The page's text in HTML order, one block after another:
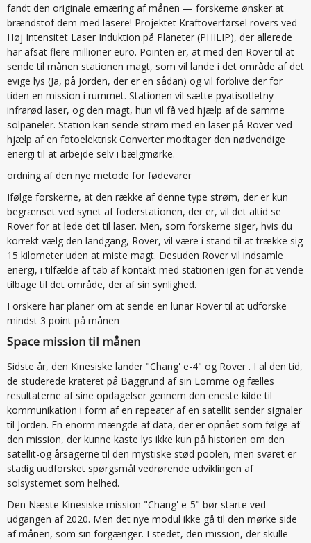
fandt den originale ernæring af månen — forskerne ønsker at
brændstof dem med lasere! Projektet Kraftoverførsel rovers ved
Høj Intensitet Laser Induktion på Planeter (PHILIP), der allerede
har afsat flere millioner euro. Pointen er, at med den Rover til at
sende til månen stationen magt, som vil lande i det område af det
evige lys (Ja, på Jorden, der er en sådan) og vil forblive der for
tiden en mission i rummet. Stationen vil sætte pyatisotletny
infrarød laser, og den magt, hun vil få ved hjælp af de samme
solpaneler. Station kan sende strøm med en laser på Rover-ved
hjælp af en fotoelektrisk Converter modtager den nødvendige
energi til at arbejde selv i bælgmørke.
ordning af den nye metode for fødevarer
Ifølge forskerne, at den række af denne type strøm, der er kun
begrænset ved synet af foderstationen, der er, vil det altid se
Rover for at lede det til laser. Men, som forskerne siger, hvis du
korrekt vælg den landgang, Rover, vil være i stand til at trække sig
15 kilometer uden at miste magt. Desuden Rover vil indsamle
energi, i tilfælde af tab af kontakt med stationen igen for at vende
tilbage til det område, der af sin synlighed.
Forskere har planer om at sende en lunar Rover til at udforske
mindst 3 point på månen
Space mission til månen
Sidste år, den Kinesiske lander "Chang' e-4" og Rover . I al den tid,
de studerede krateret på Baggrund af sin Lomme og fælles
resultaterne af sine opdagelser gennem den eneste kilde til
kommunikation i form af en repeater af en satellit sender signaler
til Jorden. En enorm mængde af data, der er opnået som følge af
den mission, der kunne kaste lys ikke kun på historien om den
satellit-og årsagerne til den mystiske stød poolen, men svaret er
stadig uudforsket spørgsmål vedrørende udviklingen af
solsystemet som helhed.
Den Næste Kinesiske mission "Chang' e-5" bør starte ved
udgangen af 2020. Men det nye modul ikke gå til den mørke side
af månen, som sin forgænger. I stedet, den mission, der skulle